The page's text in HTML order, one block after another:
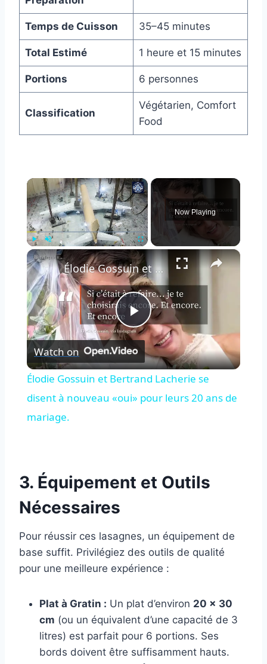
Temps de Cuisson 35–45 minutes
Total Estimé 1 heure et 15 minutes
Portions 6 personnes
Classification
Végétarien, Comfort
Food
×
Play Unmute
Now Playing
×
Play
Video
Élodie Gossuin et Bertrand Lacherie se disent à nouveau «oui» pour leurs 20 ans de mariage.
Watch on
Élodie Gossuin et Bertrand Lacherie se
disent à nouveau «oui» pour leurs 20 ans de
mariage.
3. Équipement et Outils
Nécessaires
Pour réussir ces lasagnes, un équipement de
base suffit. Privilégiez des outils de qualité
pour une meilleure expérience :
Plat à Gratin : Un plat d’environ 20 x 30
cm (ou un équivalent d’une capacité de 3
litres) est parfait pour 6 portions. Ses
bords doivent être suffisamment hauts.